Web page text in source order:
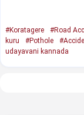
#Koratagere #Road
kuru
#Pothole
udayavani kannada